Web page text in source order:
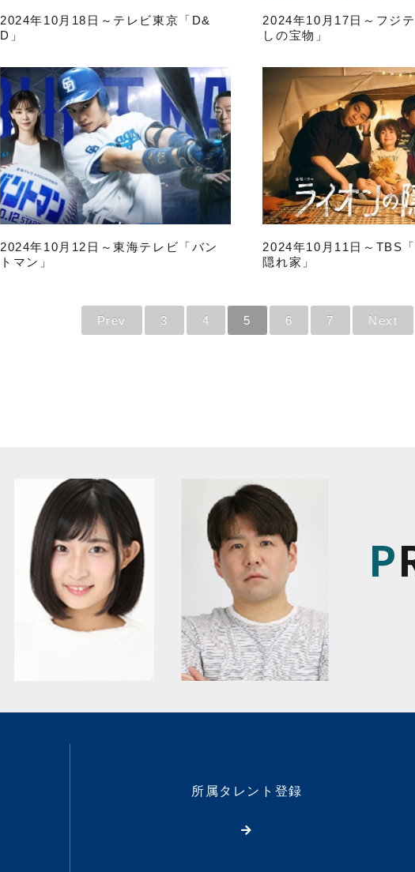
2024年10月18日～テレビ東京「D&
D」
2024年10月17日～フジ
しの宝物」
2024年10月12日～東海テレビ「バン
トマン」
2024年10月11日～TBS
隠れ家」
Prev 3 4 5 6 7 Next
所属タレント登録